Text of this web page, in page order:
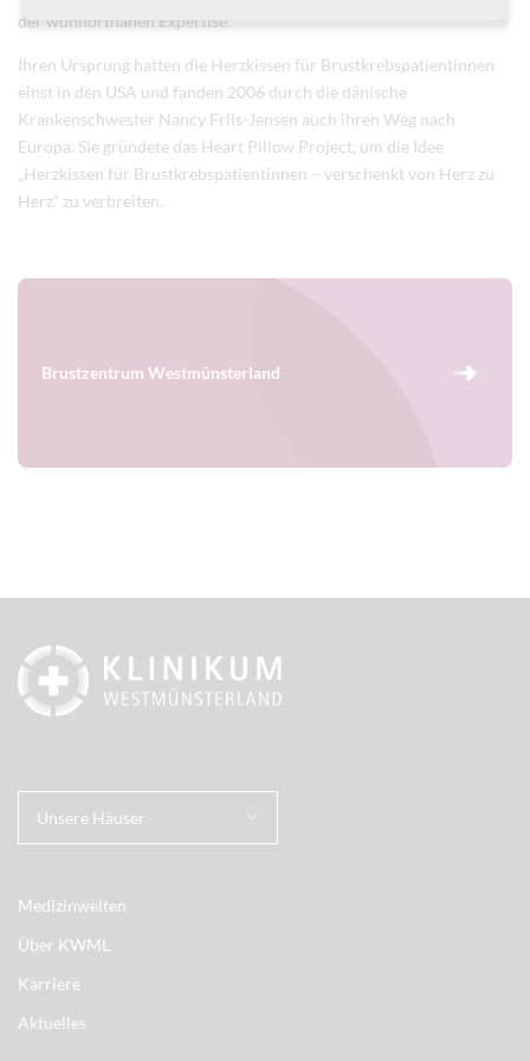
der wohnortnahen Expertise.
Ihren Ursprung hatten die Herzkissen für Brustkrebspatientinnen
einst in den USA und fanden 2006 durch die dänische
Krankenschwester Nancy Friis-Jensen auch ihren Weg nach
Europa. Sie gründete das Heart Pillow Project, um die Idee
„Herzkissen für Brustkrebspatientinnen – verschenkt von Herz zu
Herz“ zu verbreiten.
Brustzentrum Westmünsterland
Unsere Häuser
Medizinwelten
Über KWML
Karriere
Aktuelles